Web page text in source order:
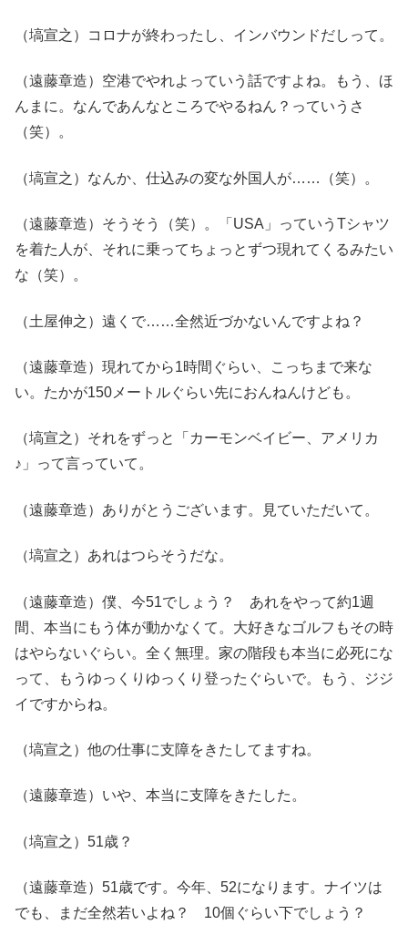
（塙宣之）コロナが終わったし、インバウンドだしって。
（遠藤章造）空港でやれよっていう話ですよね。もう、ほ
んまに。なんであんなところでやるねん？っていうさ
（笑）。
（塙宣之）なんか、仕込みの変な外国人が……（笑）。
（遠藤章造）そうそう（笑）。「USA」っていうTシャツ
を着た人が、それに乗ってちょっとずつ現れてくるみたい
な（笑）。
（土屋伸之）遠くで……全然近づかないんですよね？
（遠藤章造）現れてから1時間ぐらい、こっちまで来な
い。たかが150メートルぐらい先におんねんけども。
（塙宣之）それをずっと「カーモンベイビー、アメリカ
♪」って言っていて。
（遠藤章造）ありがとうございます。見ていただいて。
（塙宣之）あれはつらそうだな。
（遠藤章造）僕、今51でしょう？ あれをやって約1週
間、本当にもう体が動かなくて。大好きなゴルフもその時
はやらないぐらい。全く無理。家の階段も本当に必死にな
って、もうゆっくりゆっくり登ったぐらいで。もう、ジジ
イですからね。
（塙宣之）他の仕事に支障をきたしてますね。
（遠藤章造）いや、本当に支障をきたした。
（塙宣之）51歳？
（遠藤章造）51歳です。今年、52になります。ナイツは
でも、まだ全然若いよね？ 10個ぐらい下でしょう？